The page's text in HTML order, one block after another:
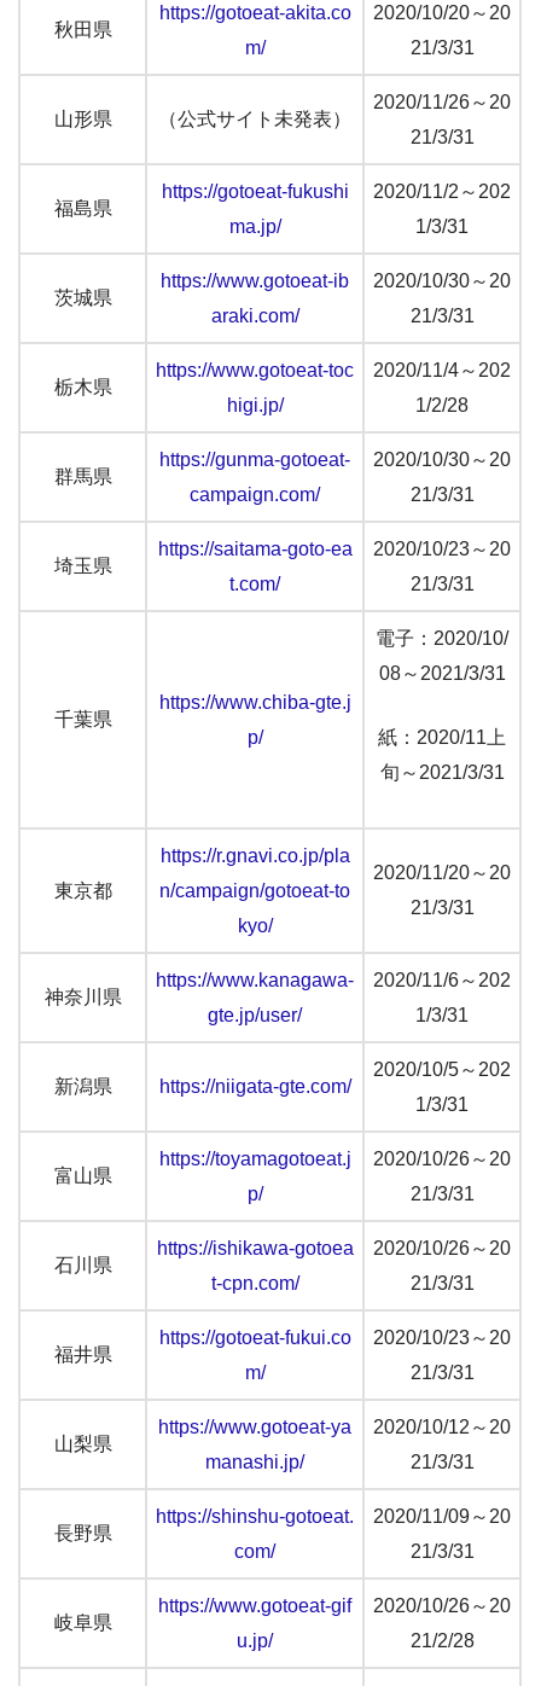
秋田県
https://gotoeat-akita.co
m/
2020/10/20～20
21/3/31
山形県 （公式サイト未発表）
2020/11/26～20
21/3/31
福島県
https://gotoeat-fukushi
ma.jp/
2020/11/2～202
1/3/31
茨城県
https://www.gotoeat-ib
araki.com/
2020/10/30～20
21/3/31
栃木県
https://www.gotoeat-toc
higi.jp/
2020/11/4～202
1/2/28
群馬県
https://gunma-gotoeat-
campaign.com/
2020/10/30～20
21/3/31
埼玉県
https://saitama-goto-ea
t.com/
2020/10/23～20
21/3/31
千葉県
https://www.chiba-gte.j
p/
電子：2020/10/
08～2021/3/31
紙：2020/11上
旬～2021/3/31
東京都
https://r.gnavi.co.jp/pla
n/campaign/gotoeat-to
kyo/
2020/11/20～20
21/3/31
神奈川県
https://www.kanagawa-
gte.jp/user/
2020/11/6～202
1/3/31
新潟県 https://niigata-gte.com/
2020/10/5～202
1/3/31
富山県
https://toyamagotoeat.j
p/
2020/10/26～20
21/3/31
石川県
https://ishikawa-gotoea
t-cpn.com/
2020/10/26～20
21/3/31
福井県
https://gotoeat-fukui.co
m/
2020/10/23～20
21/3/31
山梨県
https://www.gotoeat-ya
manashi.jp/
2020/10/12～20
21/3/31
長野県
https://shinshu-gotoeat.
com/
2020/11/09～20
21/3/31
岐阜県
https://www.gotoeat-gif
u.jp/
2020/10/26～20
21/2/28